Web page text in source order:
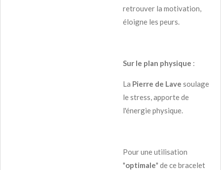
retrouver la motivation,
éloigne les peurs.
Sur le plan physique :
La Pierre de Lave soulage
le stress, apporte de
l'énergie physique.
Pour une utilisation
"optimale" de ce bracelet